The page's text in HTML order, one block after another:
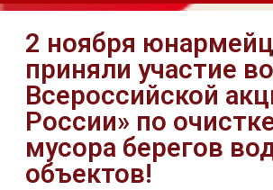
2 ноября
приняли участие во
Всероссийской
России» по
мусора берегов
объектов!